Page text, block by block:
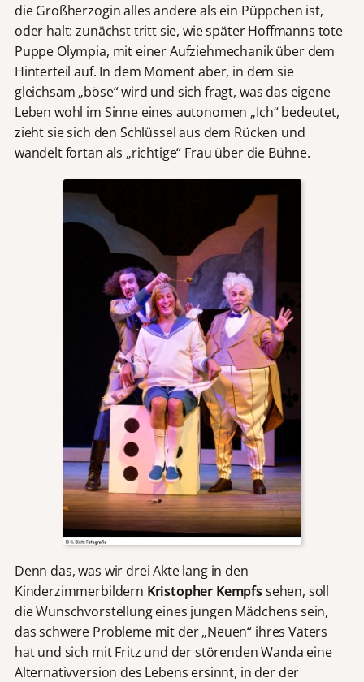
die Großherzogin alles andere als ein Püppchen ist,
oder halt: zunächst tritt sie, wie später Hoffmanns tote
Puppe Olympia, mit einer Aufziehmechanik über dem
Hinterteil auf. In dem Moment aber, in dem sie
gleichsam „böse“ wird und sich fragt, was das eigene
Leben wohl im Sinne eines autonomen „Ich“ bedeutet,
zieht sie sich den Schlüssel aus dem Rücken und
wandelt fortan als „richtige“ Frau über die Bühne.
Denn das, was wir drei Akte lang in den
Kinderzimmerbildern Kristopher Kempfssehen, soll
die Wunschvorstellung eines jungen Mädchens sein,
das schwere Probleme mit der „Neuen“ ihres Vaters
hat und sich mit Fritz und der störenden Wanda eine
Alternativversion des Lebens ersinnt, in der der